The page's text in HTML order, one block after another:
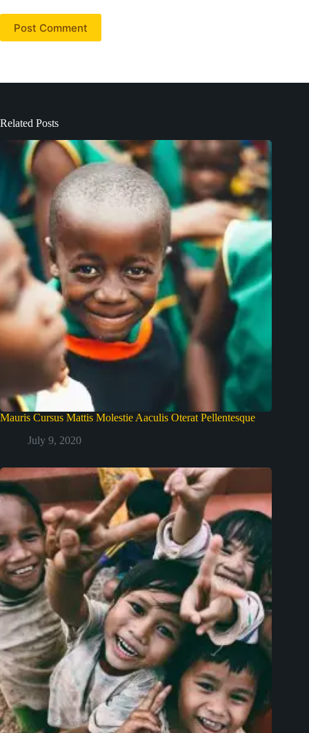
Post Comment
Related Posts
Mauris Cursus Mattis Molestie Aaculis Oterat Pellentesque
July 9, 2020